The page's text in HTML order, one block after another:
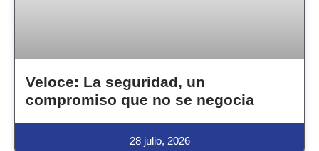
Veloce: La seguridad, un
compromiso que no se negocia
28 julio, 2026